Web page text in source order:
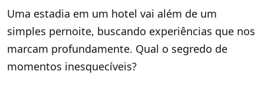
Uma estadia em um hotel vai além de um
simples pernoite, buscando experiências que nos
marcam profundamente. Qual o segredo de
momentos inesquecíveis?